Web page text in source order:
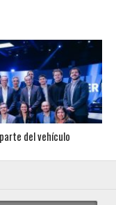
del vehículo